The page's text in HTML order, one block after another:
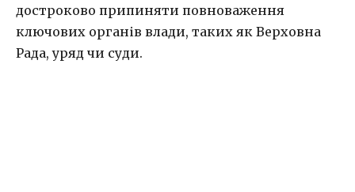
достроково припиняти повноваження
ключових органів влади, таких як Верховна
Рада, уряд чи суди.